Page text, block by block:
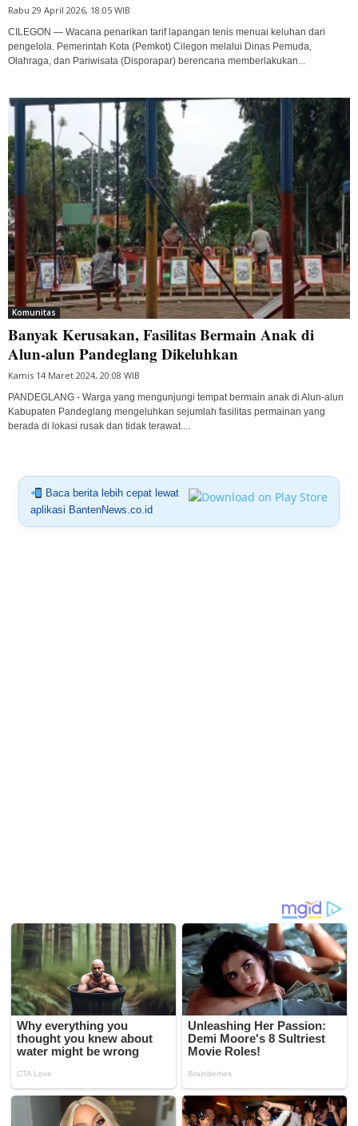
Rabu 29 April 2026, 18:05 WIB
CILEGON — Wacana penarikan tarif lapangan tenis menuai keluhan dari
pengelola. Pemerintah Kota (Pemkot) Cilegon melalui Dinas Pemuda,
Olahraga, dan Pariwisata (Disporapar) berencana memberlakukan...
Komunitas
Banyak Kerusakan, Fasilitas Bermain Anak di
Alun-alun Pandeglang Dikeluhkan
Kamis 14 Maret 2024, 20:08 WIB
PANDEGLANG - Warga yang mengunjungi tempat bermain anak di Alun-alun
Kabupaten Pandeglang mengeluhkan sejumlah fasilitas permainan yang
berada di lokasi rusak dan tidak terawat....
Baca berita lebih cepat lewat
aplikasi BantenNews.co.id